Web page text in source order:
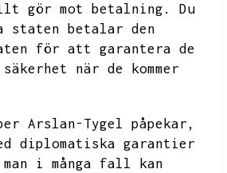
gör mot betalning.
Du
staten betalar den
för att garantera de
säkerhet när de kommer
Arslan-Tygel påpekar,
diplomatiska garantier
i många fall kan